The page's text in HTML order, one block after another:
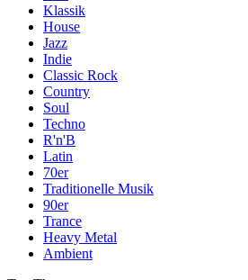
Klassik
House
Jazz
Indie
Classic Rock
Country
Soul
Techno
R'n'B
Latin
70er
Traditionelle Musik
90er
Trance
Heavy Metal
Ambient